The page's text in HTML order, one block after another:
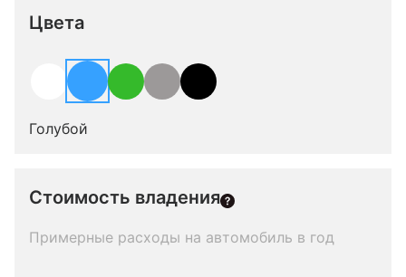
Цвета
Голубой
Стоимость владения
Примерные расходы на автомобиль в год